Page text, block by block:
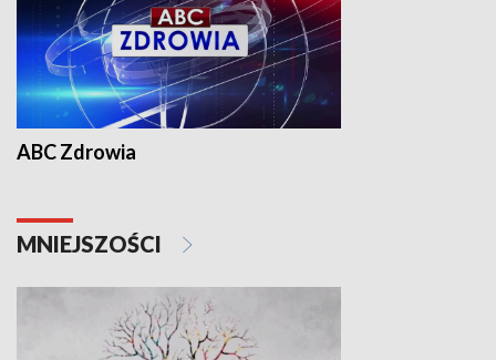
ABC Zdrowia
MNIEJSZOŚCI